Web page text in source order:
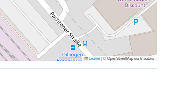
Leaflet|© OpenStreetMap contributors